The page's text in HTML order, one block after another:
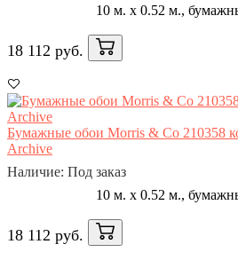
10 м. x 0.52 м.,
18 112 руб.
Бумажные обои Morris & Co 210358
Archive
Наличие: Под заказ
10 м. x 0.52 м.,
18 112 руб.